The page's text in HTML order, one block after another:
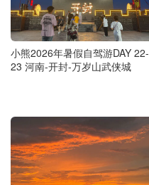
小熊2026年暑假自驾游DAY 22-
23 河南-开封-万岁山武侠城